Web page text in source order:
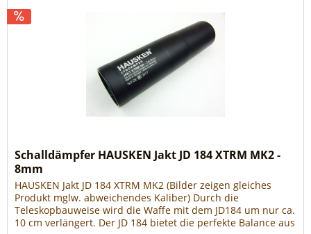
Schalldämpfer HAUSKEN Jakt JD 184 XTRM MK2 -
8mm
HAUSKEN Jakt JD 184 XTRM MK2 (Bilder zeigen gleiches
Produkt mglw. abweichendes Kaliber) Durch die
Teleskopbauweise wird die Waffe mit dem JD184 um nur ca.
10 cm verlängert. Der JD 184 bietet die perfekte Balance aus